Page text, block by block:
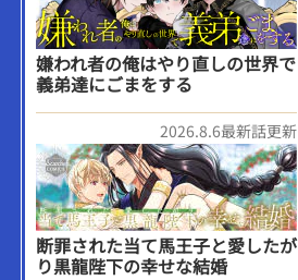
嫌われ者の俺はやり直しの世界で
義弟達にごまをする
2026.8.6最新話更新
断罪された当て馬王子と愛したが
り黒龍陛下の幸せな結婚